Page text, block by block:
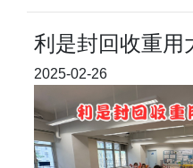
利是封回收重用
2025-02-26